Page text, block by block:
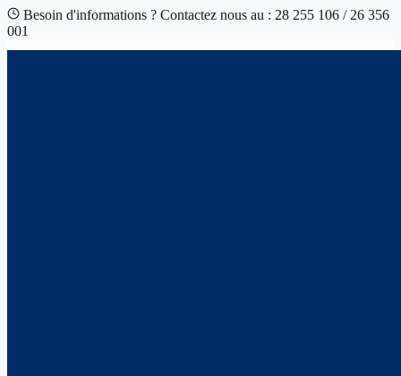
Besoin d'informations ? Contactez nous au : 28 255 106 / 26 356
001